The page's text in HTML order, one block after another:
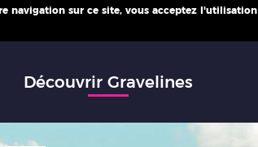
navigation sur ce site, vous acceptez l'utilisation
Découvrir Gravelines